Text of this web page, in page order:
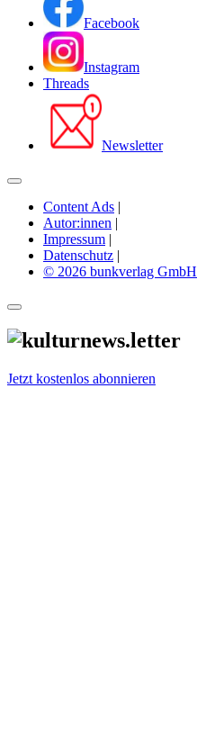
Facebook
Instagram
Threads
Newsletter
Content Ads |
Autor:innen |
Impressum |
Datenschutz |
© 2026 bunkverlag GmbH
Jetzt kostenlos abonnieren